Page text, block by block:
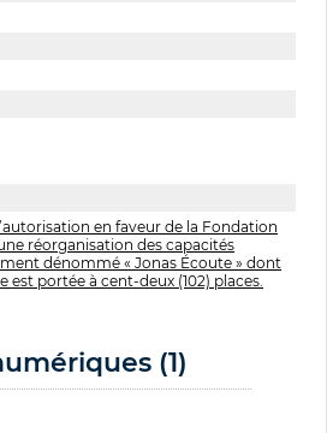
en faveur de la Fondation
réorganisation des capacités
dénommé « Jonas Écoute » dont
est portée à cent-deux (102) places.
(1)